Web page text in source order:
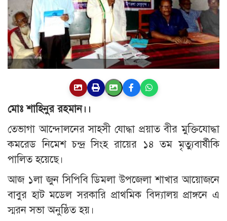
মোঃ শাহিনুর রহমান।।
তেভাগা আন্দোলনের সাহসী যোদ্ধা প্রয়াত বীর মুক্তিযোদ্ধা
কমরেড নিমেশ চন্দ্র সিংহ রায়ের ১৪ তম মৃত্যুবার্ষীকি
পালিত হয়েছে।
আজ ১লা জুন সিপিবি ডিমলা উপজেলা শাখার আয়োজনে
বাবুর হাট মডেল সরকারি প্রাথমিক বিদ্যালয় প্রাঙ্গনে এ
স্মরন সভা অনুষ্ঠিত হয়।